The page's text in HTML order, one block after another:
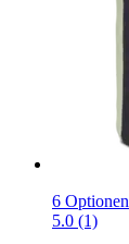
6 Optionen
5.0 (1)